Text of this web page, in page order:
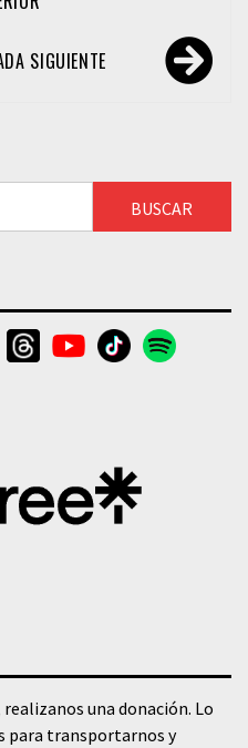
SIGUIENTE
una donación. Lo
para transportarnos y